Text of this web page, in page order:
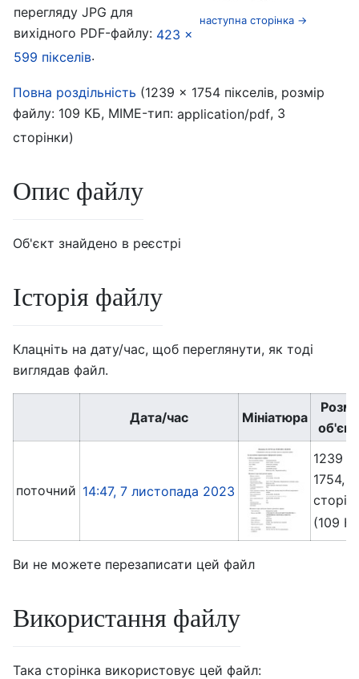
перегляду JPG для
вихідного PDF-файлу: 423 ×
599 пікселів.
наступна сторінка →
Повна роздільність (1239 × 1754 пікселів, розмір
файлу: 109 КБ, MIME-тип: application/pdf, 3
сторінки)
Опис файлу
Об'єкт знайдено в реєстрі
Історія файлу
Клацніть на дату/час, щоб переглянути, як тоді
виглядав файл.
Дата/час Мініатюра
поточний 14:47, 7 листопада 2023
1239 ×
1754, 3
(109
Ви не можете перезаписати цей файл
Використання файлу
Така сторінка використовує цей файл: